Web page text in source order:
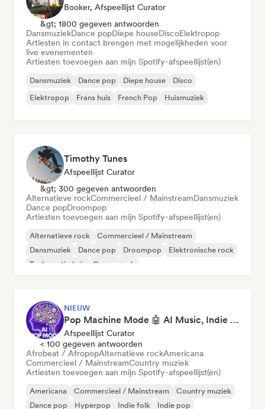
Booker, Afspeellijst Curator
&gt; 1800 gegeven antwoorden
DansmuziekDance popDiepe houseDiscoElektropop
Artiesten in contact brengen met mogelijkheden voor
live evenementen
Artiesten toevoegen aan mijn Spotify-afspeellijst(en)
Dansmuziek Dance pop Diepe house
Disco
Elektropop
Frans huis French Pop Huismuziek
Timothy Tunes
Afspeellijst Curator
&gt; 300 gegeven antwoorden
Alternatieve rockCommercieel / MainstreamDansmuziek
Dance popDroompop
Artiesten toevoegen aan mijn Spotify-afspeellijst(en)
Alternatieve rock
Commercieel / Mainstream
Dansmuziek
Dance pop Droompop
Elektronische rock
Toekomstig huis
Garagerock
NIEUW
Pop Machine Mode 🤖 AI Music, Indie Pop & Dream Pop
Afspeellijst Curator
< 100 gegeven antwoorden
Afrobeat / AfropopAlternatieve rockAmericana
Commercieel / MainstreamCountry muziek
Artiesten toevoegen aan mijn Spotify-afspeellijst(en)
Americana Commercieel / Mainstream
Country muziek
Dance pop
Hyperpop Indie folk Indie pop